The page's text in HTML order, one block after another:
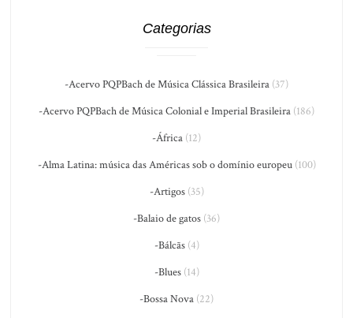
Categorias
-Acervo PQPBach de Música Clássica Brasileira (37)
-Acervo PQPBach de Música Colonial e Imperial Brasileira (186)
-África (12)
-Alma Latina: música das Américas sob o domínio europeu(100)
-Artigos(35)
-Balaio de gatos (36)
-Bálcãs(4)
-Blues(14)
-Bossa Nova (22)